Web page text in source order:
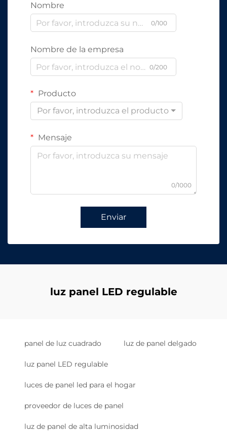
Nombre
0/100
Nombre de la empresa
0/200
Producto
Por favor, introduzca el producto
Mensaje
0/1000
Enviar
luz panel LED regulable
panel de luz cuadrado luz de panel delgado
luz panel LED regulable
luces de panel led para el hogar
proveedor de luces de panel
luz de panel de alta luminosidad